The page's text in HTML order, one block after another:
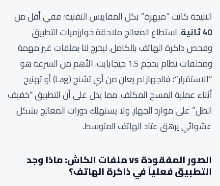
النتيجة كانت “مبهرة” بكل المقاييس التقنية؛ ففي أقل من
40 ثانية
. استطاع المعالج ملاحقة خوارزميات التطبيق
وفحص ذاكرة الهاتف بالكامل. ليخرج لنا بملفات غير مهمة
ومخلفات نظام بحجم 1.5 جيجابايت. الأهم من السرعة هو
“الاستقرار”؛ فالجهاز لم يعانِ من أي تشنج (Lag) أو تهنيج
أثناء عملية المسح المكثف. مما يدل على أن التطبيق “خفيف
الظل” على موارد الجهاز. ولا يستهلك دورات المعالج بشكل
عشوائي يرهق عتاد الهاتف المتوسط.
الصور المفقودة vs ملفات الكاش: ماذا وجد
التطبيق فعلياً في ذاكرة الهاتف؟